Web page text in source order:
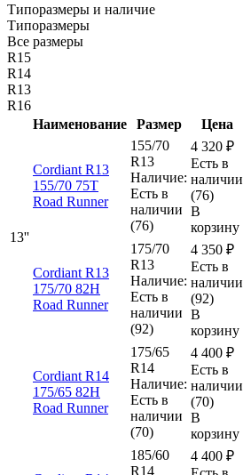
Типоразмеры и наличие
Типоразмеры
Все размеры
R15
R14
R13
R16
Наименование
Размер Цена
13''
Cordiant R13
155/70 75T
Road Runner
155/70
R13
Наличие:
Есть в
наличии
(76)
4 320 ₽
Есть в
наличии
(76)
В
корзину
Cordiant R13
175/70 82H
Road Runner
175/70
R13
Наличие:
Есть в
наличии
(92)
4 350 ₽
Есть в
наличии
(92)
В
корзину
Cordiant R14
175/65 82H
Road Runner
175/65
R14
Наличие:
Есть в
наличии
(70)
4 400 ₽
Есть в
наличии
(70)
В
корзину
185/60
R14
4 400 ₽